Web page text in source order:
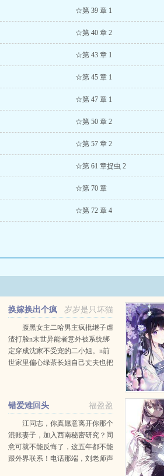
☆第 39 章 1
☆第 40 章 2
☆第 43 章 1
☆第 45 章 1
☆第 47 章 1
☆第 50 章 2
☆第 57 章 2
☆第 61 章捉虫 2
☆第 70 章
☆第 72 章 4
岁岁是只坏猫
换嫁换出个疯
批儿子乖乖夫君
腹黑女主二哈男主疯批继子虐
渣打脸n末世异能者意外被系统绑
定穿成沈家不受宠的二小姐。n前
世家里偏心绿茶长姐自己丈夫也把
包。n想让我把亲事换给姐姐...福盈盈
错爱难回头
江同志，你真愿意离开你那个
混账妻子，加入西南秘密研究？同
意可就不能反悔了，这五年都不能
跟外界联系！电话那端，刘老师声